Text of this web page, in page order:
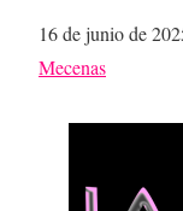
Fecha
16 de junio de
Respecto a
Mecenas